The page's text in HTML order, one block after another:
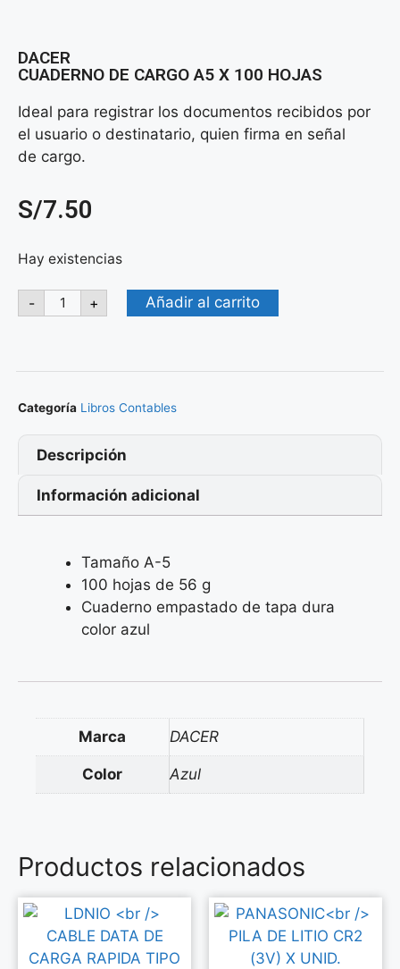
DACER
CUADERNO DE CARGO A5 X 100 HOJAS
Ideal para registrar los documentos recibidos por
el usuario o destinatario, quien firma en señal
de cargo.
S/7.50
Hay existencias
- + Añadir al carrito
Categoría Libros Contables
Descripción
Información adicional
Tamaño A-5
100 hojas de 56 g
Cuaderno empastado de tapa dura
color azul
Marca DACER
Color Azul
Productos relacionados